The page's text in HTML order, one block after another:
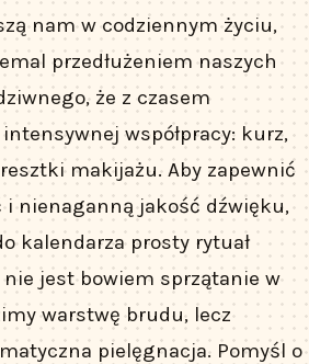
nam w codziennym życiu,
przedłużeniem naszych
że z czasem
współpracy: kurz,
makijażu. Aby zapewnić
i nienaganną jakość dźwięku,
kalendarza prosty rytuał
jest bowiem sprzątanie w
warstwę brudu, lecz
pielęgnacja. Pomyśl o